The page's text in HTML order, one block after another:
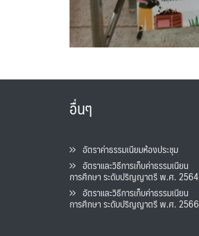
อื่นๆ
อัตราค่าธรรมเนียมห้องประชุม
อัตราและวิธีการเก็บค่าธรรมเนียน
การศึกษา ระดับปริญญาตรี พ.ศ. 2564
อัตราและวิธีการเก็บค่าธรรมเนียน
การศึกษา ระดับปริญญาตรี พ.ศ. 2566